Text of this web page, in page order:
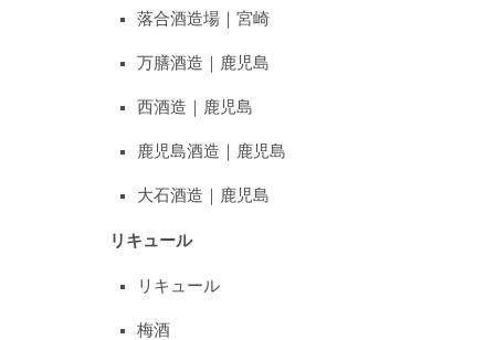
落合酒造場｜宮崎
万膳酒造｜鹿児島
西酒造｜鹿児島
鹿児島酒造｜鹿児島
大石酒造｜鹿児島
リキュール
リキュール
梅酒